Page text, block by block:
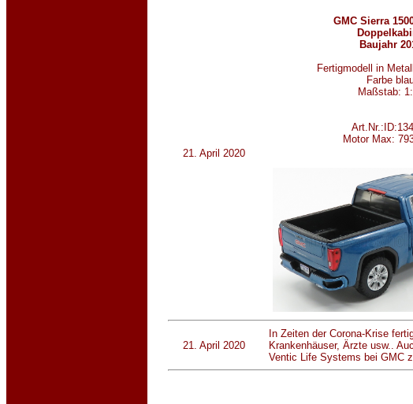
21. April 2020
GMC Sierra
Baujahr
Fertigmodell in
Farbe
Maßstab:
Motor Max:
21. April 2020
In Zeiten der Corona-Krise
Krankenhäuser, Ärzte usw..
Ventic Life Systems bei GMC